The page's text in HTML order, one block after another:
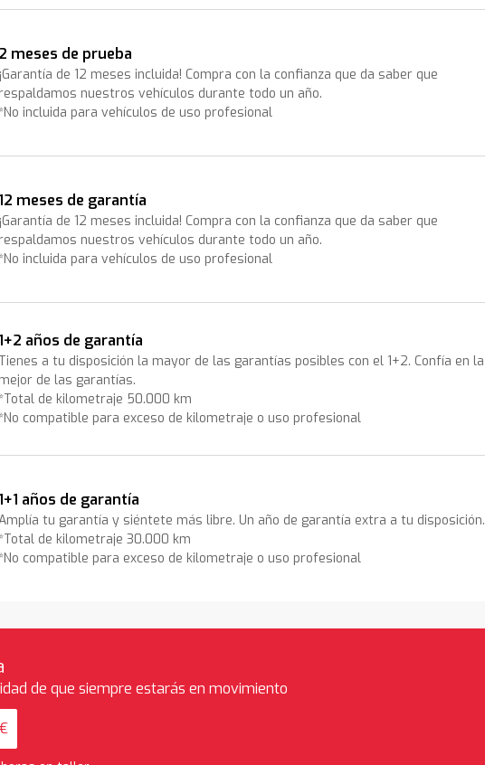
2 meses de prueba
¡Garantía de 12 meses incluida! Compra con la confianza que da saber que
respaldamos nuestros vehículos durante todo un año.
incluida para vehículos de uso profesional
12 meses de garantía
¡Garantía de 12 meses incluida! Compra con la confianza que da saber que
respaldamos nuestros vehículos durante todo un año.
incluida para vehículos de uso profesional
1+2 años de garantía
Tienes a tu disposición la mayor de las garantías posibles con el 1+2. Confía en la
mejor de las garantías.
de kilometraje 50.000 km
compatible para exceso de kilometraje o uso profesional
1+1 años de garantía
tu garantía y siéntete más libre. Un año de garantía extra a tu disposición.
de kilometraje 30.000 km
compatible para exceso de kilometraje o uso profesional
de que siempre estarás en movimiento